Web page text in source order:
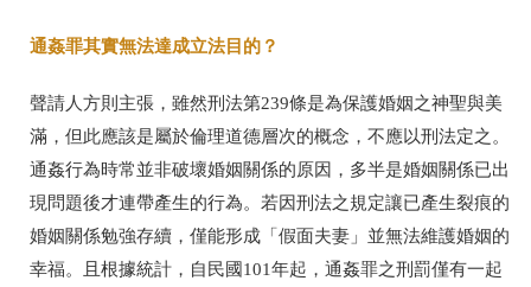
通姦罪其實無法達成立法目的？
聲請人方則主張，雖然刑法第239條是為保護婚姻之神聖與美
滿，但此應該是屬於倫理道德層次的概念，不應以刑法定之。
通姦行為時常並非破壞婚姻關係的原因，多半是婚姻關係已出
現問題後才連帶產生的行為。若因刑法之規定讓已產生裂痕的
婚姻關係勉強存續，僅能形成「假面夫妻」並無法維護婚姻的
幸福。且根據統計，自民國 101年起，通姦罪之刑罰僅有一起